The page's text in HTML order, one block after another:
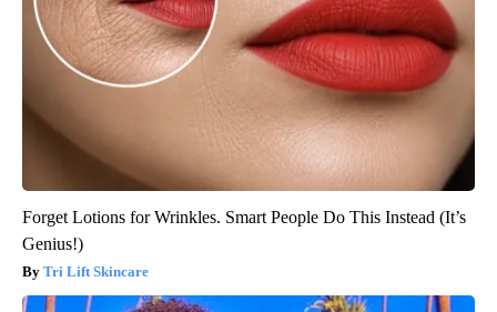
Forget Lotions for Wrinkles. Smart People Do This Instead (It’s
Genius!)
Tri Lift Skincare